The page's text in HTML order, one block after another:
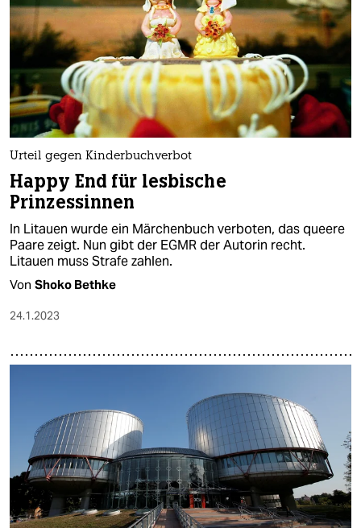
Urteil gegen Kinderbuchverbot
Happy End für lesbische
Prinzessinnen
In Litauen wurde ein Märchenbuch verboten, das queere
Paare zeigt. Nun gibt der EGMR der Autorin recht.
Litauen muss Strafe zahlen.
Von Shoko Bethke
24.1.2023